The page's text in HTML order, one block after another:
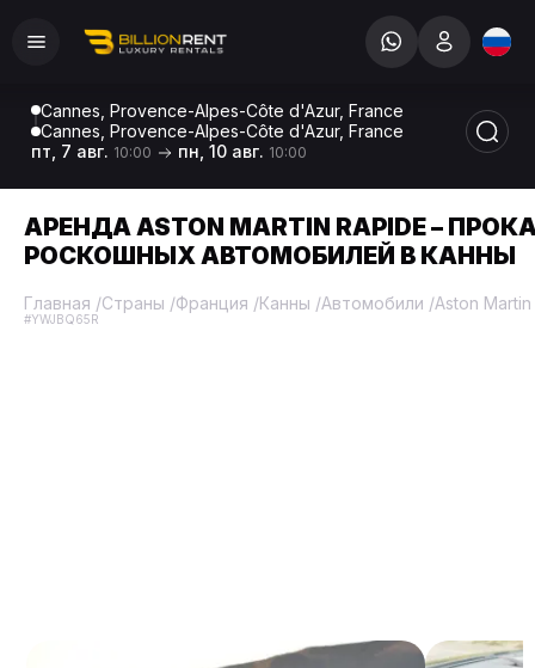
Cannes, Provence-Alpes-Côte d'Azur, France
Cannes, Provence-Alpes-Côte d'Azur, France
пт, 7 авг. 10:00 пн, 10 авг. 10:00
АРЕНДА ASTON MARTIN RAPIDE –
РОСКОШНЫХ АВТОМОБИЛЕЙ В КАННЫ
Главная /Страны /Франция /Канны /Автомобили /Aston Martin
#YWJBQ65R